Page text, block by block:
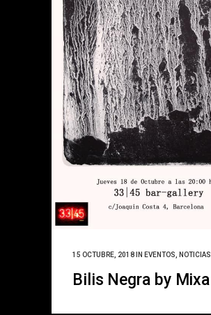
15 OCTUBRE, 2018 IN EVENTOS NOTICIAS
Bilis Negra by Mixa